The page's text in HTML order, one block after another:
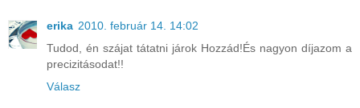
erika 2010. február 14. 14:02
Tudod, én szájat tátatni járok Hozzád!És nagyon díjazom a
precizitásodat!!
Válasz